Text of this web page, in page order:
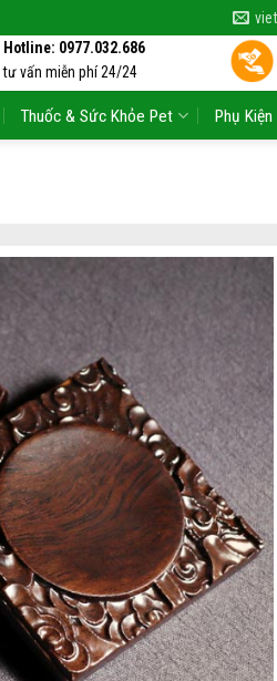
Hotline: 0977.032.686
tư vấn miễn phí 24/24
Thuốc & Sức Khỏe Pet Phụ